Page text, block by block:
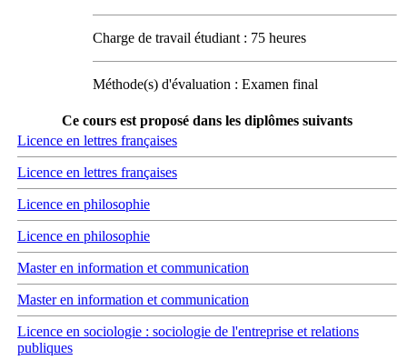
Charge de travail étudiant : 75 heures
Méthode(s) d'évaluation : Examen final
Ce cours est proposé dans les diplômes suivants
Licence en lettres françaises
Licence en lettres françaises
Licence en philosophie
Licence en philosophie
Master en information et communication
Master en information et communication
Licence en sociologie : sociologie de l'entreprise et relations
publiques